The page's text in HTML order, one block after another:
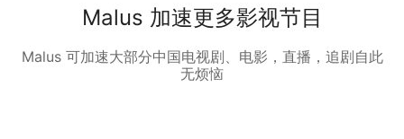
Malus 加速更多影视节目
Malus 可加速大部分中国电视剧、电影，直播，追剧自此
无烦恼